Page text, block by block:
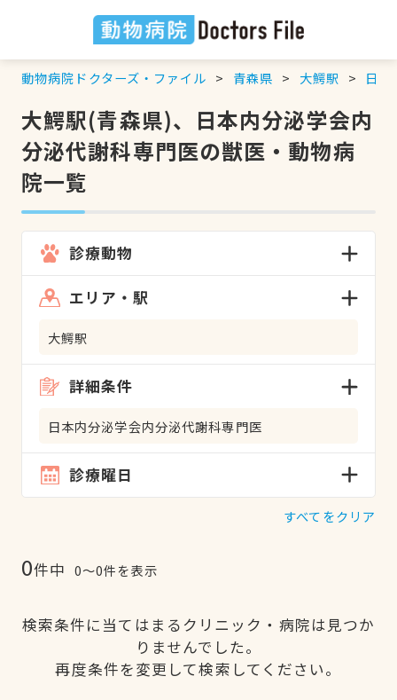
動物病院ドクターズ・ファイル 青森県 大鰐駅 日本
大鰐駅(青森県)、日本内分泌学会内
分泌代謝科専門医の獣医・動物病
院一覧
診療動物
エリア・駅
大鰐駅
詳細条件
日本内分泌学会内分泌代謝科専門医
診療曜日
すべてをクリア
0件中 0〜0件を表示
検索条件に当てはまるクリニック・病院は見つか
りませんでした。
再度条件を変更して検索してください。